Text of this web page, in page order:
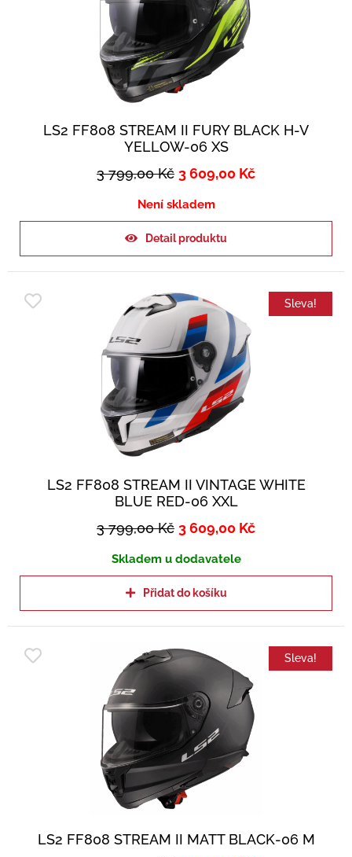
LS2 FF808 STREAM II FURY BLACK H-V
YELLOW-06 XS
3 799,00Kč 3 609,00 Kč
Není skladem
Detail produktu
Sleva!
LS2 FF808 STREAM II VINTAGE WHITE
BLUE RED-06 XXL
3 799,00Kč 3 609,00 Kč
Skladem u dodavatele
Přidat do košíku
Sleva!
LS2 FF808 STREAM II MATT BLACK-06 M